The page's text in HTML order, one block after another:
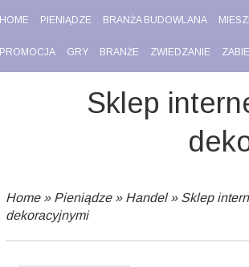
HOME PIENIĄDZE BRANŻA BUDOWLANA
PROMOCJA GRY BRANŻE ZWIEDZANIE
Sklep
Home» Pieniądze» Handel» Sklep
dekoracyjnymi